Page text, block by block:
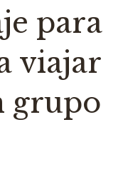
para
viajar
grupo